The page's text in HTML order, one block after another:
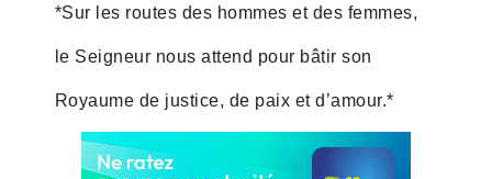
*Sur les routes des hommes et des femmes,
le Seigneur nous attend pour bâtir son
Royaume de justice, de paix et d’amour.*